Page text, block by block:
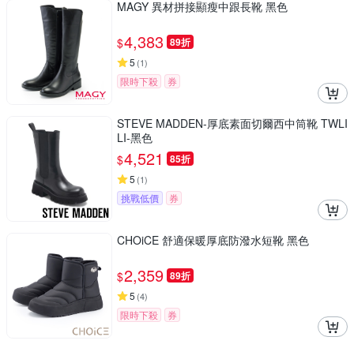
MAGY 異材拼接顯瘦中跟長靴 黑色
$4,383 89折
5 (1)
限時下殺 券
STEVE MADDEN-厚底素面切爾西中筒靴 TWLI
LI-黑色
$4,521 85折
5 (1)
挑戰低價 券
CHOiCE 舒適保暖厚底防潑水短靴 黑色
$2,359 89折
5 (4)
限時下殺 券